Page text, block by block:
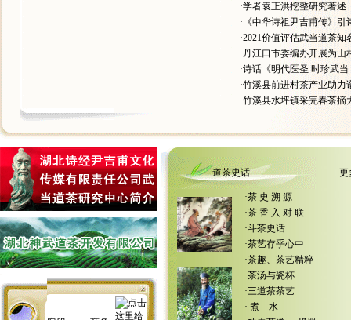
·学者袁正洪挖整研究著述
· 《中华诗祖尹吉甫传》
·2021价值评估武当道茶
·丹江口市委编办开展为山
·诗话《明代医圣 时珍武
·竹溪县前进村茶产业助力
·竹溪县水坪镇采完春茶摘
道茶史话 更
·茶 史 溯 源
·茶 香 入 对 联
·斗茶史话
·茶艺存乎心中
·茶趣、茶艺精粹
·茶汤与瓷杯
·三道茶茶艺
· 煮 水